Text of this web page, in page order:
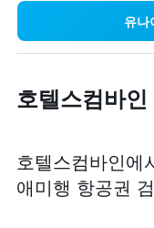
유나
호텔스컴바
호텔스컴바인​에
애미​행 항공권